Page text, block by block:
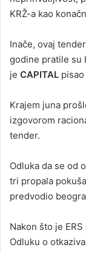
KRŽ-a kao
Inače, ovaj
godine pratile su
je CAPITAL
Krajem juna
izgovorom
tender.
Odluka da se od
tri propala
predvodio
Nakon što je
Odluku o